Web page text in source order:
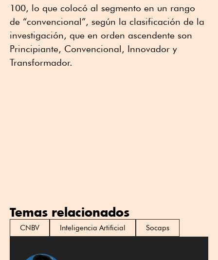
100, lo que colocó al segmento en un rango
de “convencional”, según la clasificación de la
investigación, que en orden ascendente son
Principiante, Convencional, Innovador y
Transformador.
Temas relacionados
CNBV Inteligencia Artificial Socaps